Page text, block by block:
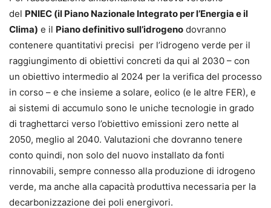
del PNIEC (il Piano Nazionale Integrato per l’Energia e il
Clima) e il Piano definitivo sull’idrogeno dovranno
contenere quantitativi precisi per l’idrogeno verde per il
raggiungimento di obiettivi concreti da qui al 2030 – con
un obiettivo intermedio al 2024 per la verifica del processo
in corso – e che insieme a solare, eolico (e le altre FER), e
ai sistemi di accumulo sono le uniche tecnologie in grado
di traghettarci verso l’obiettivo emissioni zero nette al
2050, meglio al 2040. Valutazioni che dovranno tenere
conto quindi, non solo del nuovo installato da fonti
rinnovabili, sempre connesso alla produzione di idrogeno
verde, ma anche alla capacità produttiva necessaria per la
decarbonizzazione dei poli energivori.